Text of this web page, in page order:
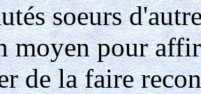
soeurs
moyen pour
de la faire